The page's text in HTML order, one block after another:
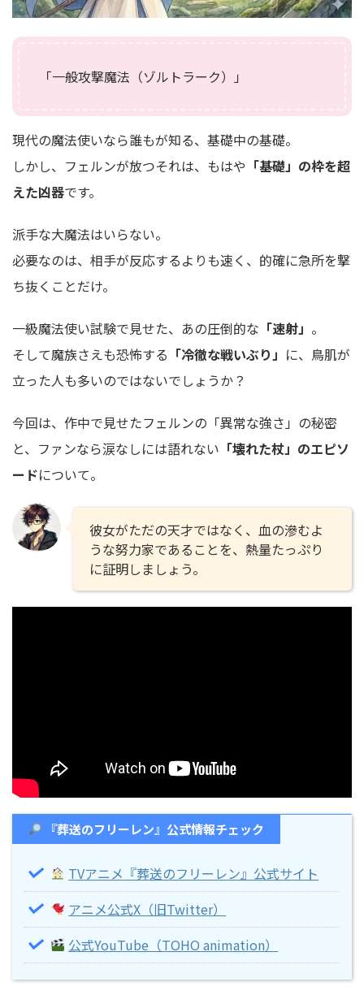
「一般攻撃魔法（ゾルトラーク）」
現代の魔法使いなら誰もが知る、基礎中の基礎。
しかし、フェルンが放つそれは、もはや 「基礎」の枠を超
えた凶器です。
派手な大魔法はいらない。
必要なのは、相手が反応するよりも速く、的確に急所を撃
ち抜くことだけ。
一級魔法使い試験で見せた、あの圧倒的な 「速射」 。
そして魔族さえも恐怖する 「冷徹な戦いぶり」 に、鳥肌が
立った人も多いのではないでしょうか？
今回は、作中で見せたフェルンの「異常な強さ」の秘密
と、ファンなら涙なしには語れない 「壊れた杖」のエピソ
ードについて。
彼女がただの天才ではなく、血の滲むよ
うな努力家であることを、熱量たっぷり
に証明しましょう。
『葬送のフリーレン』公式情報チェック
TVアニメ『葬送のフリーレン』公式サイト
アニメ公式X（旧Twitter）
公式YouTube（TOHO animation）